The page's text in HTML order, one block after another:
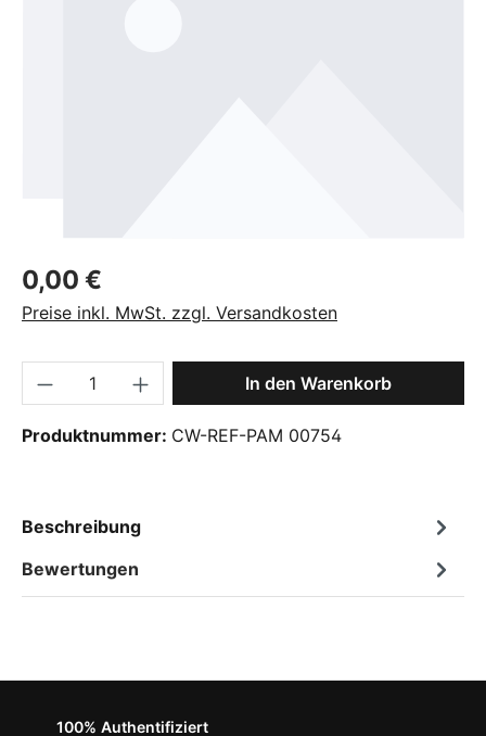
Regulärer Preis:
0,00 €
Preise inkl. MwSt. zzgl. Versandkosten
Produkt Anzahl: Gib den gewünschten
In den Warenkorb
Produktnummer: CW-REF-PAM 00754
Beschreibung
Bewertungen
100% Authentifiziert